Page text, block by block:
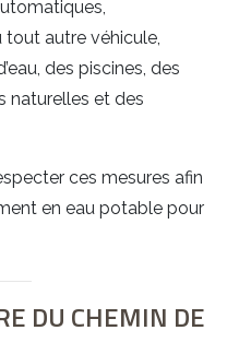
tout autre véhicule,
des piscines, des
naturelles et des
ces mesures afin
en eau potable pour
DU CHEMIN DE